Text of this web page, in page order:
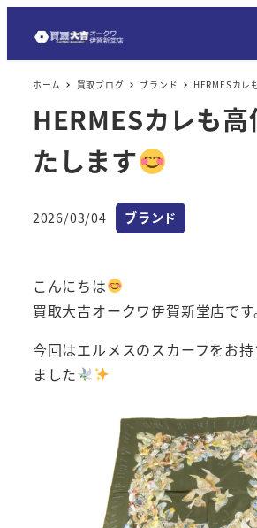
ホーム 買取ブログ ブランド HERMESカレ
HERMESカレも
たします
投稿日
2026/03/04 カテゴリー
ブランド
こんにちは
買取大吉オークワ伊賀新堂店です
今回はエルメスのスカーフをお
ました